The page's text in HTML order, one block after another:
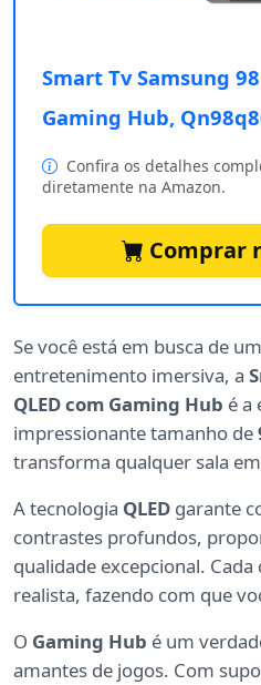
Smart Tv Samsung
Gaming Hub,
Confira os detalhes
diretamente na Amazon.
Comprar
Se você está em busca de
entretenimento imersiva, a
QLED com Gaming Hub é a
impressionante tamanho de
transforma qualquer sala
A tecnologia QLED garante
contrastes profundos,
qualidade excepcional.
realista, fazendo com que
O Gaming Hub é um
amantes de jogos. Com